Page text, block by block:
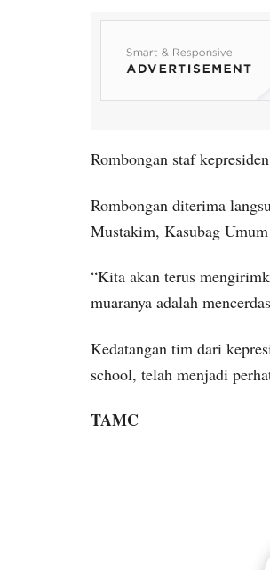
Rombongan staf
Rombongan diterima
Mustakim, Kasubag
“Kita akan terus
muaranya adalah
Kedatangan tim dari
school, telah menjadi
TAMC